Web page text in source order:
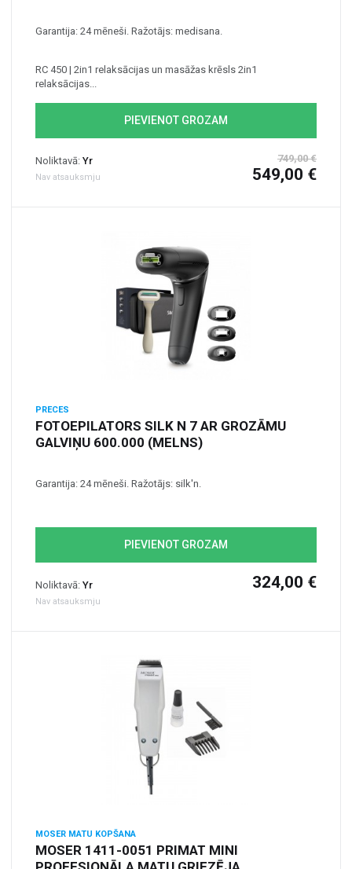
Garantija: 24 mēneši. Ražotājs: medisana.
RC 450 | 2in1 relaksācijas un masāžas krēsls 2in1
relaksācijas...
PIEVIENOT GROZAM
Noliktavā: Yr
Nav atsauksmju
749,00 €
549,00 €
PRECES
FOTOEPILATORS SILK N 7 AR GROZĀMU
GALVIŅU 600.000 (MELNS)
Garantija: 24 mēneši. Ražotājs: silk'n.
PIEVIENOT GROZAM
Noliktavā: Yr
Nav atsauksmju
324,00 €
MOSER MATU KOPŠANA
MOSER 1411-0051 PRIMAT MINI